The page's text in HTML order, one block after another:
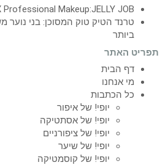
Professional Makeup:JELLY JOB
טרנד הטיק טוק המסוכן: בני נוער
ביותר
תפריט האתר
דף הבית
מי אנחנו
כל הכתבות
יופי! של איפור
יופי! של אסתטיקה
יופי! של ציפורניים
יופי! של שיער
יופי! של קוסמטיקה